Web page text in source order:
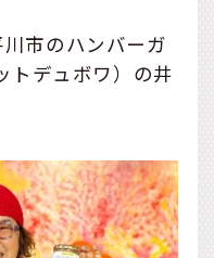
市のハンバーガ
デュボワ）の井